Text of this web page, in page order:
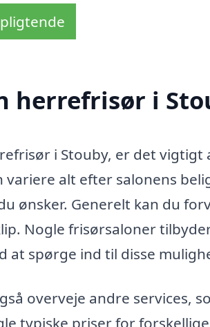
herrefrisør i
i Stouby, er det vigtigt
variere alt efter salonens
ønsker. Generelt kan du
Nogle frisørsaloner
spørge ind til disse
overveje andre services,
typiske priser for